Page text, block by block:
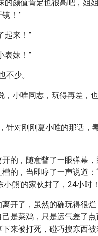
的颜值肯定也很高吧，姐
！”
起来！”
表妹！”
不少。
，小唯同志，玩得再差，
针对刚刚夏小唯的那话，
的，随意瞥了一眼弹幕，
的，当即哼了一声说道：
小熊’的家伙封了，24小时
开了，虽然的确玩得很
是菜鸡，只是运气差了点
来被打死，碰巧搜东西